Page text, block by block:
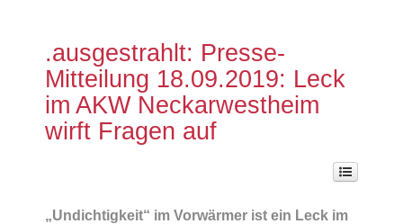
.ausgestrahlt: Presse-
Mitteilung 18.09.2019: Leck
im AKW Neckarwestheim
wirft Fragen auf
„Undichtigkeit“ im Vorwärmer ist ein Leck im